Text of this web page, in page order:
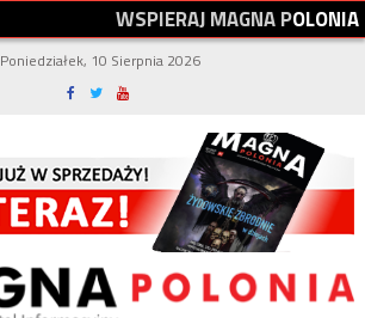
WSPIERAJMAGNAPOLONIA
Poniedziałek, 10 Sierpnia 2026